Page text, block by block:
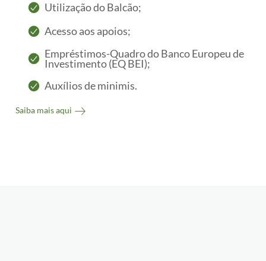
Utilização do Balcão;
Acesso aos apoios;
Empréstimos-Quadro do Banco Europeu de
Investimento (EQ BEI);
Auxílios de minimis.
Saiba mais aqui